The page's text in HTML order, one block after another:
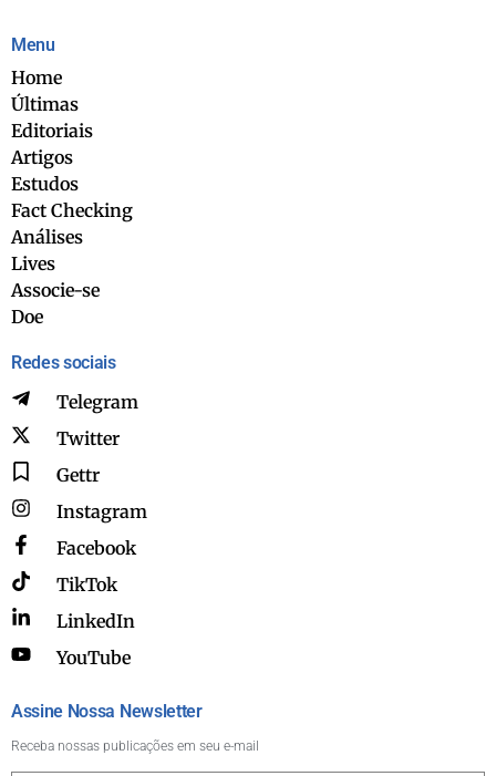
Menu
Home
Últimas
Editoriais
Artigos
Estudos
Fact Checking
Análises
Lives
Associe-se
Doe
Redes sociais
Telegram
Twitter
Gettr
Instagram
Facebook
TikTok
LinkedIn
YouTube
Assine Nossa Newsletter
Receba nossas publicações em seu e-mail